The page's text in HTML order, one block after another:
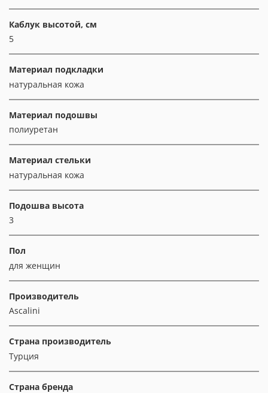
Каблук высотой, см
5
Материал подкладки
натуральная кожа
Материал подошвы
полиуретан
Материал стельки
натуральная кожа
Подошва высота
3
Пол
для женщин
Производитель
Ascalini
Страна производитель
Турция
Страна бренда